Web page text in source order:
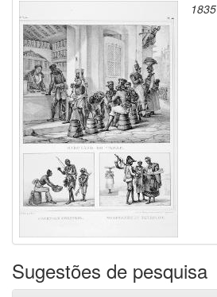
1835
Sugestões de pesquisa